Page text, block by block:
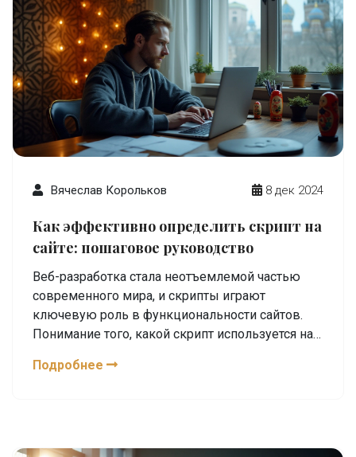
достижения общей цели. Особенно
рекомендуется тем, кто интересуется IT и хочет
глубже проникнуть в детали процессов
программирования.
Вячеслав Корольков 8 дек 2024
Как эффективно определить скрипт на
сайте: пошаговое руководство
Веб-разработка стала неотъемлемой частью
современного мира, и скрипты играют
ключевую роль в функциональности сайтов.
Понимание того, какой скрипт используется на
разработки новых проектов, так и для решений
сайта. Рассматриваются такие аспекты, как
Подробнее